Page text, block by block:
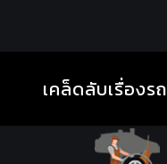
เคล็ดลับเรื่องรถ